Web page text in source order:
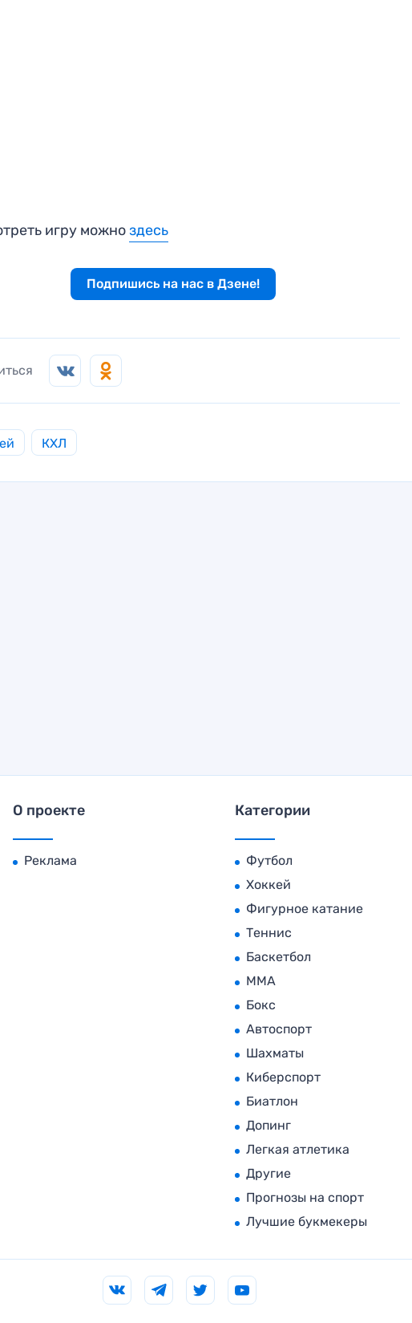
игру можноздесь
Подпишись на нас в Дзене!
КХЛ
О проекте
Реклама
Категории
Футбол
Хоккей
Фигурное катание
Теннис
Баскетбол
MMA
Бокс
Автоспорт
Шахматы
Киберспорт
Биатлон
Допинг
Легкая атлетика
Другие
Прогнозы на спорт
Лучшие букмекеры